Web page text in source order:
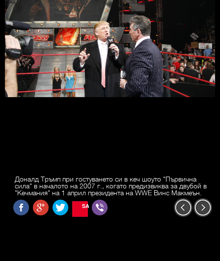
Доналд Тръмп при гостуването си в кеч шоуто "Първична
сила" в началото на 2007 г., когато предизвиква за двубой в
"Кечмания" на 1 април президента на WWE Винс Макмеън.
SAVE